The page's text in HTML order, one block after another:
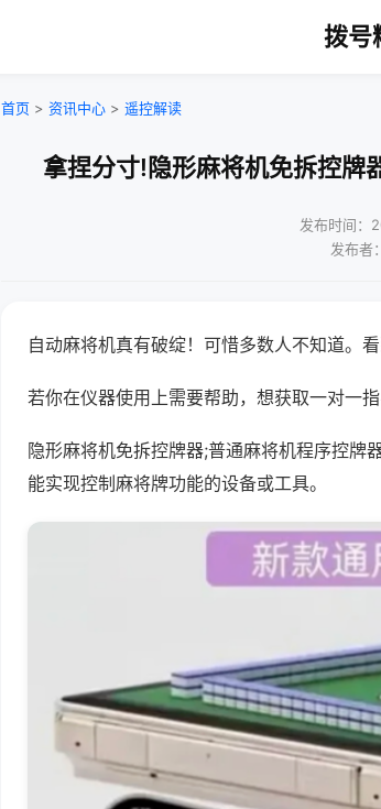
拨号
首页 > 资讯中心 > 遥控解读
拿捏分寸!隐形麻将机免拆控牌
发布时间：
发布者
自动麻将机真有破绽！可惜多数人不知道。
若你在仪器使用上需要帮助，想获取一对一
隐形麻将机免拆控牌器;普通麻将机程序控牌
能实现控制麻将牌功能的设备或工具。